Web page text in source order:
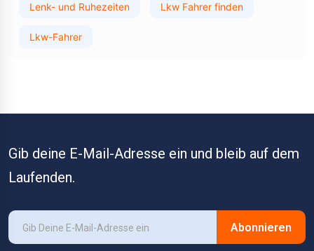
Lenk- und Ruhezeiten Lkw Fahrer finden
Lkw-Fahrer
Gib deine E-Mail-Adresse ein und bleib auf dem
Laufenden.
Abonnieren